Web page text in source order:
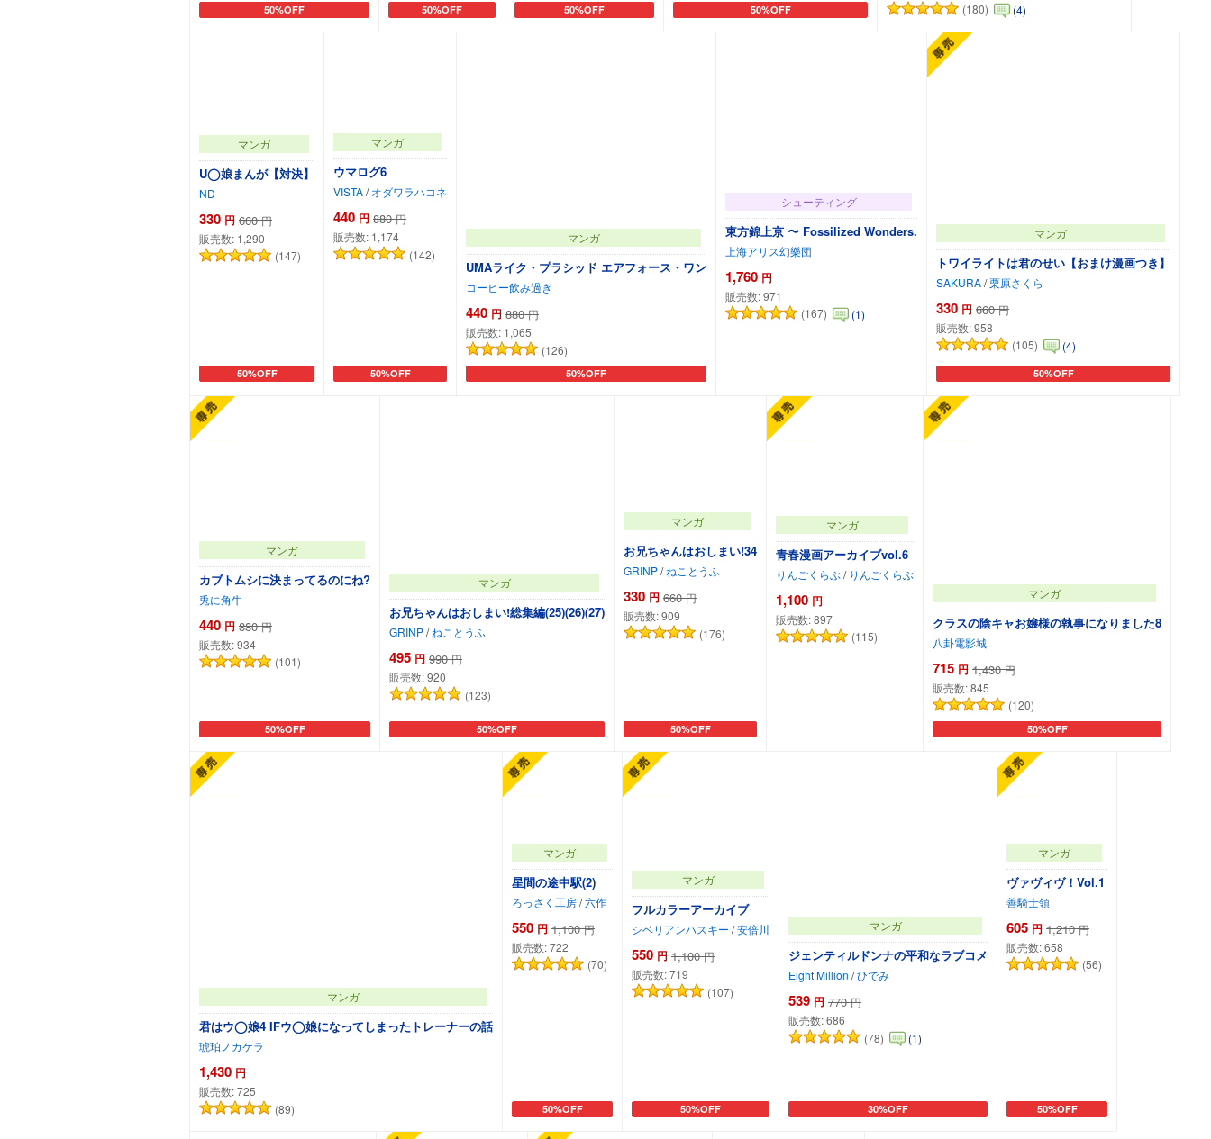
50%OFF
カートに追加 50%OFF
カートに追加 50%OFF
カートに追加 50%OFF
カートに追加
(180)
(4)
カートに追加
マンガ
U◯娘まんが【対決】
ND
330 円 660 円
販売数: 1,290
(147)
50%OFF
カートに追加
マンガ
ウマログ6
VISTA/ オダワラハコネ
440 円 880 円
販売数: 1,174
(142)
50%OFF
カートに追加
マンガ
UMAライク・プラシッド エアフォース・ワン
コーヒー飲み過ぎ
440 円 880 円
販売数: 1,065
(126)
50%OFF
カートに追加
シューティング
東方錦上京 〜 Fossilized Wonders.
上海アリス幻樂団
1,760 円
販売数:971
(167)
(1)
マンガ
トワイライトは君のせい【おまけ漫画つき】
SAKURA/栗原さくら
330 円 660 円
販売数:958
(105)
(4)
50%OFF
カートに追加
マンガ
カブトムシに決まってるのにね?
兎に角牛
440 円 880 円
販売数:934
(101)
50%OFF
カートに追加
マンガ
お兄ちゃんはおしまい!総集編(25)(26)(27)
GRINP/ねことうふ
495 円 990 円
販売数:920
(123)
50%OFF
カートに追加
マンガ
お兄ちゃんはおしまい!34
GRINP/ねことうふ
330 円 660 円
販売数:909
(176)
50%OFF
カートに追加
マンガ
青春漫画アーカイブvol.6
りんごくらぶ/ りんごくらぶ
1,100 円
販売数:897
(115)
マンガ
クラスの陰キャお嬢様の執事になりました8
八卦電影城
715 円 1,430 円
販売数:845
(120)
50%OFF
カートに追加
マンガ
君はウ◯娘4 IFウ◯娘になってしまったトレーナーの話
琥珀ノカケラ
1,430 円
販売数:725
(89)
マンガ
星間の途中駅(2)
ろっさく工房/六作
550 円 1,100 円
販売数:722
(70)
50%OFF
カートに追加
マンガ
フルカラーアーカイブ
シベリアンハスキー /安倍川
550 円 1,100 円
販売数:719
(107)
50%OFF
カートに追加
マンガ
ジェンティルドンナの平和なラブコメ
Eight Million /ひでみ
539 円 770 円
販売数:686
(78)
(1)
30%OFF
カートに追加
マンガ
ヴァヴィヴ！Vol.1
善騎士領
605 円 1,210 円
販売数:658
(56)
50%OFF
カートに追加